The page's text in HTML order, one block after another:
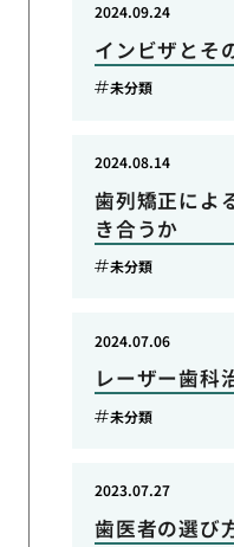
インビザとそ
2024.09.24
未分類
歯列矯正によ
き合うか
2024.08.14
未分類
レーザー歯科
2024.07.06
未分類
歯医者の選び
2023.07.27